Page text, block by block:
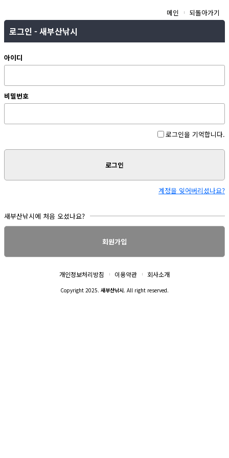
메인 되돌아가기
로그인 - 새부산낚시
아이디
비밀번호
로그인을 기억합니다.
로그인
계정을 잊어버리셨나요?
새부산낚시에 처음 오셨나요?
회원가입
개인정보처리방침 이용약관 회사소개
Copyright 2025. 새부산낚시. All right reserved.